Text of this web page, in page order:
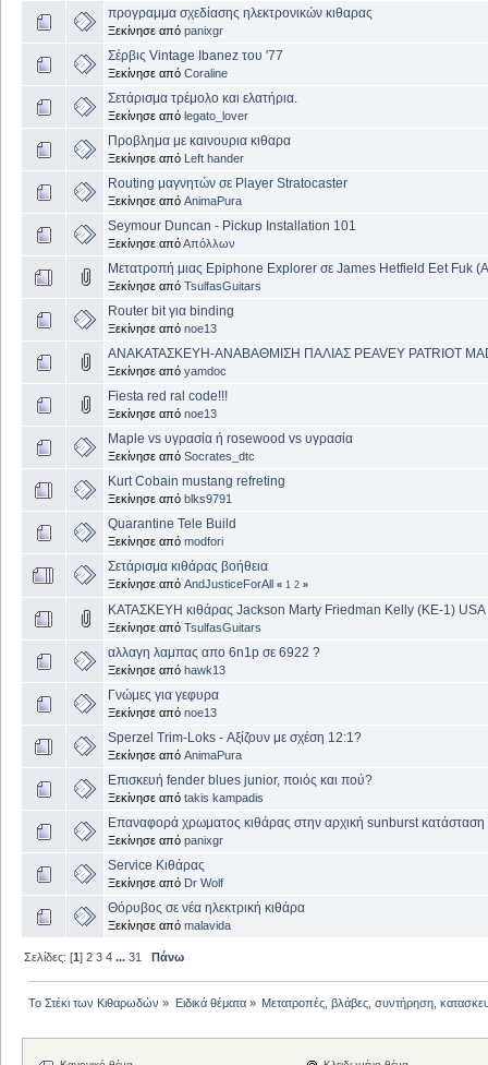
προγραμμα σχεδίασης ηλεκτρονικών κιθαρας
Ξεκίνησε από panixgr
Σέρβις Vintage Ibanez του '77
Ξεκίνησε από Coraline
Σετάρισμα τρέμολο και ελατήρια.
Ξεκίνησε από legato_lover
Προβλημα με καινουρια κιθαρα
Ξεκίνησε από Left hander
Routing μαγνητών σε Player Stratocaster
Ξεκίνησε από AnimaPura
Seymour Duncan - Pickup Installation 101
Ξεκίνησε απόΑπόλλων
Μετατροπή μιας Epiphone Explorer σε James Hetfield Eet Fuk
Ξεκίνησε από TsulfasGuitars
Router bit για binding
Ξεκίνησε από noe13
ΑΝΑΚΑΤΑΣΚΕΥΗ-ΑΝΑΒΑΘΜΙΣΗ ΠΑΛΙΑΣ PEAVEY PATRIOT
Ξεκίνησε από yamdoc
Fiesta red ral code!!!
Ξεκίνησε από noe13
Maple vs υγρασία ή rosewood vs υγρασία
Ξεκίνησε από Socrates_dtc
Kurt Cobain mustang refreting
Ξεκίνησε από blks9791
Quarantine Tele Build
Ξεκίνησε από modfori
Σετάρισμα κιθάρας βοήθεια
Ξεκίνησε από AndJusticeForAll « 1 2 »
ΚΑΤΑΣΚΕΥΗ κιθάρας Jackson Marty Friedman Kelly (KE-1) USA
Ξεκίνησε από TsulfasGuitars
αλλαγη λαμπας απο 6n1p σε 6922 ?
Ξεκίνησε από hawk13
Γνώμες για γεφυρα
Ξεκίνησε από noe13
Sperzel Trim-Loks - Αξίζουν με σχέση 12:1?
Ξεκίνησε από AnimaPura
Επισκευή fender blues junior, ποιός και πού?
Ξεκίνησε από takis kampadis
Επαναφορά χρωματος κιθάρας στην αρχική sunburst κατάσταση
Ξεκίνησε από panixgr
Service Κιθάρας
Ξεκίνησε από Dr Wolf
Θόρυβος σε νέα ηλεκτρική κιθάρα
Ξεκίνησε από malavida
Σελίδες: [1]2 3 4 ...31 Πάνω
Το Στέκι των Κιθαρωδών » Ειδικά θέματα» Μετατροπές, βλάβες, συντήρηση,